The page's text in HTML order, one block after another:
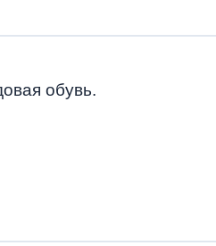
обувь.